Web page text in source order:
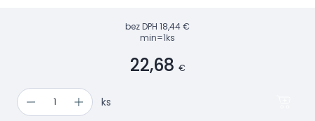
bez DPH 18,44 €
min=1ks
22,68 €
ks